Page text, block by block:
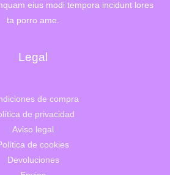
eius modi tempora incidunt lores
ta porro ame.
Legal
de compra
de privacidad
Aviso legal
de cookies
Devoluciones